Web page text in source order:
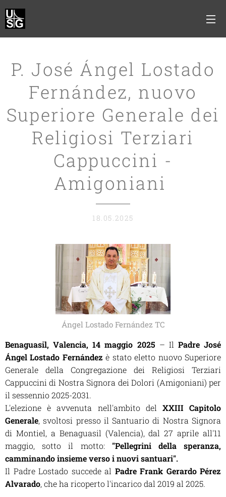
P. José Ángel Lostado
Fernández, nuovo
Superiore Generale dei
Religiosi Terziari
Cappuccini -
Amigoniani
18.05.2025
Ángel Lostado Fernández TC
Benaguasil, Valencia, 14 maggio 2025 – Il Padre José
Ángel Lostado Fernández è stato eletto nuovo Superiore
Generale della Congregazione dei Religiosi Terziari
Cappuccini di Nostra Signora dei Dolori (Amigoniani) per
il sessennio 2025-2031.
L'elezione è avvenuta nell'ambito del XXIII Capitolo
Generale, svoltosi presso il Santuario di Nostra Signora
di Montiel, a Benaguasil (Valencia), dal 27 aprile all'11
maggio, sotto il motto: "Pellegrini della speranza,
camminando insieme verso i nuovi santuari".
Il Padre Lostado succede al Padre Frank Gerardo Pérez
Alvarado, che ha ricoperto l'incarico dal 2019 al 2025.